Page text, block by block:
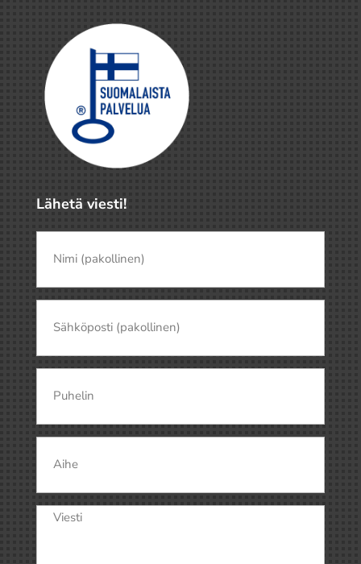
Lähetä viesti!
(pakollinen)
(Pakollinen)
Nimi
Viesti(Pakollinen)